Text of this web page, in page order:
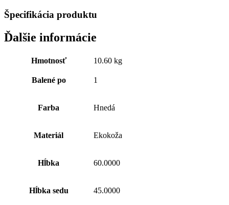
Špecifikácia produktu
Ďalšie informácie
Hmotnosť 10.60 kg
Balené po 1
Farba Hnedá
Materiál Ekokoža
Hĺbka 60.0000
Hĺbka sedu 45.0000